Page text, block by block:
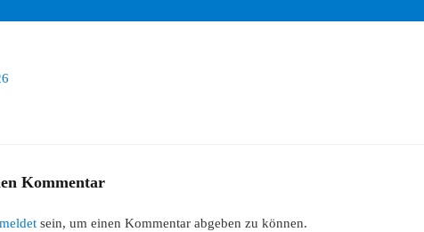
Kommentar
sein, um einen Kommentar abgeben zu können.